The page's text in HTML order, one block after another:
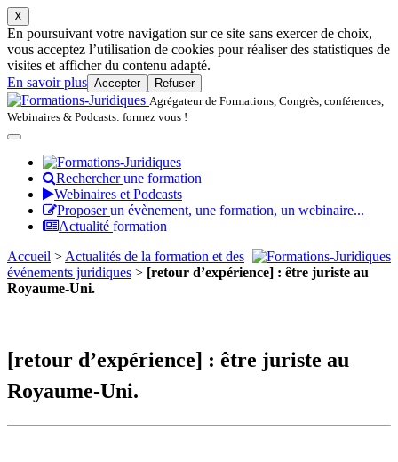
X
En poursuivant votre navigation sur ce site sans exercer de choix,
vous acceptez l’utilisation de cookies pour réaliser des statistiques de
visites et afficher du contenu adapté.
En savoir plus Accepter
Refuser
Agrégateur de Formations, Congrès, conférences,
Webinaires & Podcasts: formez vous !
Rechercherune formation
Webinaires et Podcasts
Proposerun évènement, une formation, un webinaire...
Actualité formation
Accueil > Actualités de la formation et des
événements juridiques > [retour d’expérience] : être juriste au
Royaume-Uni.
[retour d’expérience] : être juriste au
Royaume-Uni.